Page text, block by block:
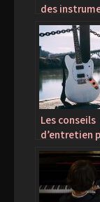
des
corde
Les conseils
d’entretien
un bon
d’une guitare
électrique